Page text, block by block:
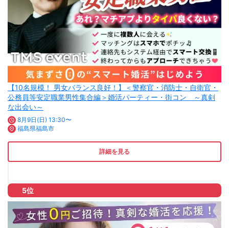
【10名規模！ 男女バランス良好！】＜警察官・消防士・自衛官・
公務員等安定職業男性集合編＞婚活パーティー・街コン ～真剣
な出会い～
8月9日(日) 13:30〜
福島県福島市
詳細を見る
5位